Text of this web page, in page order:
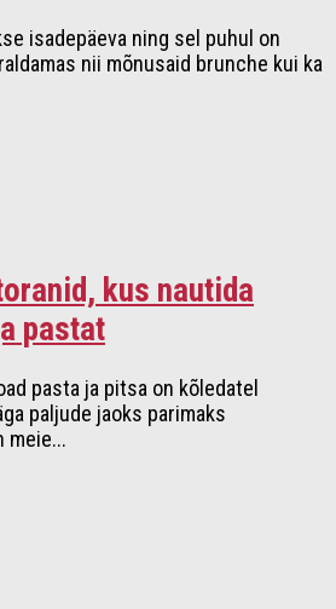
isadepäeva ning sel puhul on
nii mõnusaid brunche kui ka
kus nautida
pastat
pasta ja pitsa on kõledatel
paljude jaoks parimaks
meie...